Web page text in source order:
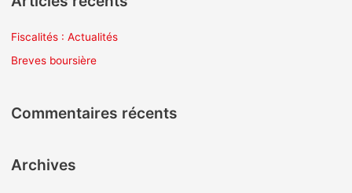
h
e
Fiscalités : Actualités
Breves boursière
Commentaires récents
Archives